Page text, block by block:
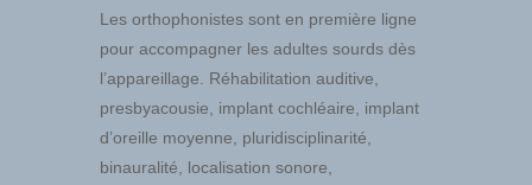
Les orthophonistes sont en première ligne
pour accompagner les adultes sourds dès
l’appareillage. Réhabilitation auditive,
presbyacousie, implant cochléaire, implant
d’oreille moyenne, pluridisciplinarité,
binauralité, localisation sonore,